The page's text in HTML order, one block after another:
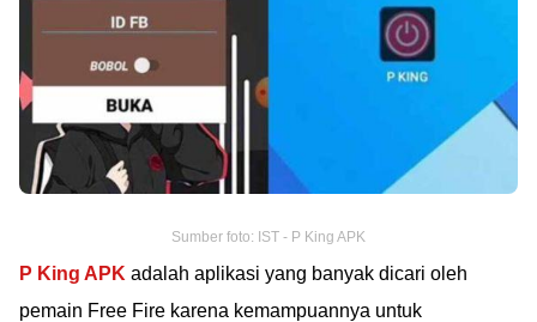
Sumber foto: IST - P King APK
P King APK adalah aplikasi yang banyak dicari oleh
pemain Free Fire karena kemampuannya untuk